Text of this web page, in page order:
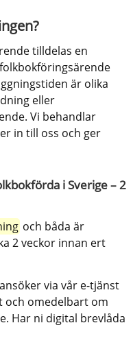
tilldelas en
är olika
eller
Vi behandlar
in till oss och ger
i Sverige – 2
och båda är
2 veckor innan ert
via vår e-tjänst
och omedelbart om
Har ni digital brevlåda